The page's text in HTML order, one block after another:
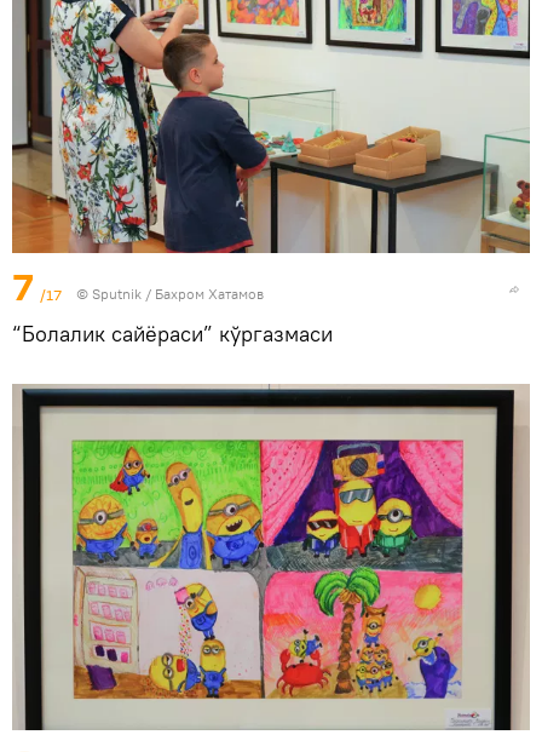
7 /17 © Sputnik / Бахром Хатамов
“Болалик сайёраси” кўргазмаси